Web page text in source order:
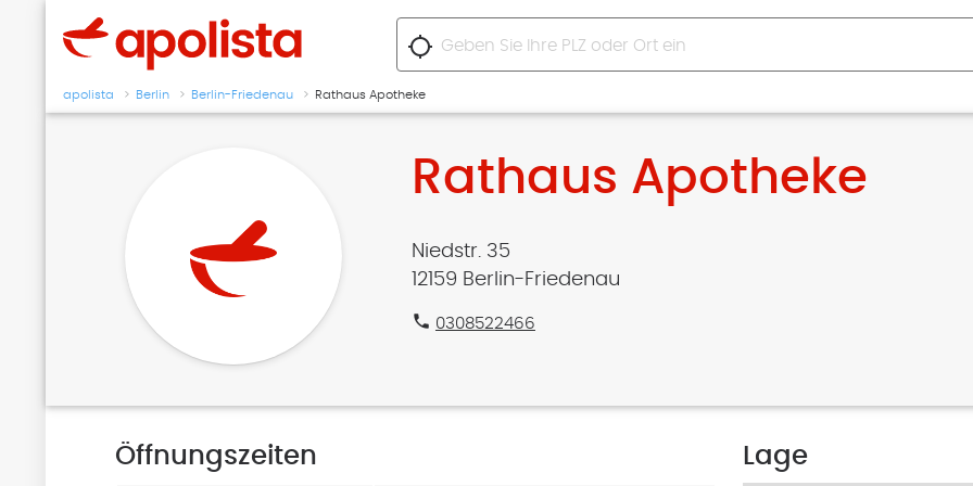
location_searching
apolista Berlin Berlin-Friedenau Rathaus Apotheke
Rathaus Apotheke
Niedstr. 35
12159 Berlin-Friedenau
phone 0308522466
Öffnungszeiten Lage